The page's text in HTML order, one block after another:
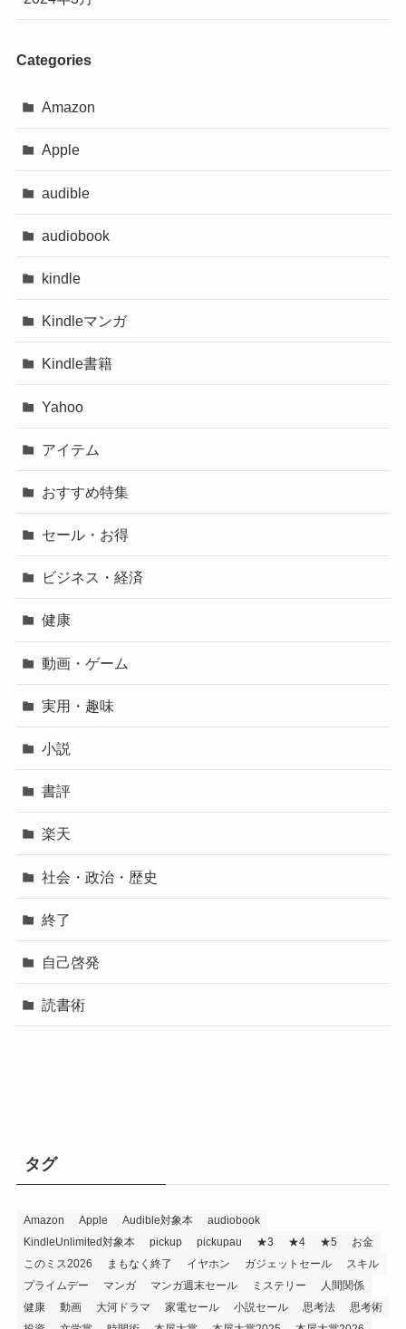
Categories
Amazon
Apple
audible
audiobook
kindle
Kindleマンガ
Kindle書籍
Yahoo
アイテム
おすすめ特集
セール・お得
ビジネス・経済
健康
動画・ゲーム
実用・趣味
小説
書評
楽天
社会・政治・歴史
終了
自己啓発
読書術
タグ
Amazon Apple Audible対象本
audiobook
KindleUnlimited対象本
pickup pickupau ★3 ★4 ★5
お金
このミス2026
まもなく終了 イヤホン ガジェットセール
スキル
プライムデー
マンガ マンガ週末セール ミステリー
人間関係
健康
動画 大河ドラマ 家電セール 小説セール 思考法
思考術